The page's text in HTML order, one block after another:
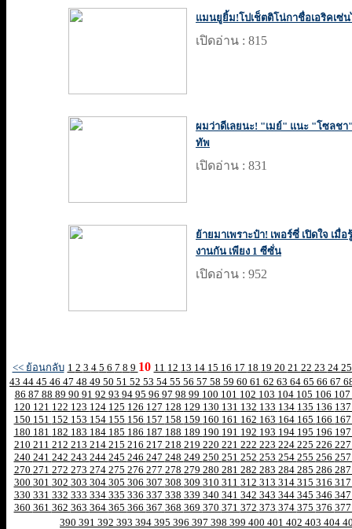
แมนยูยิ้ม!โปเช็ตติโน่กาชื่อเอริคเซ่
เปิดอ่าน : 815
ผมว่าดีเลยนะ! "เมย์" แนะ "โซลช
ทัพ
เปิดอ่าน : 831
ย้ายมาเพราะป๋า! เพอร์ซี่ เปิดใจ เมื่
งานกัน เพียง 1 ซีซั่น
เปิดอ่าน : 952
<< ย้อนกลับ 1 2 3 4 5 6 7 8 9 10 11 12 13 14 15 16 17 18 19 20 21 22 23 24
43 44 45 46 47 48 49 50 51 52 53 54 55 56 57 58 59 60 61 62 63 64 65 66 67
86 87 88 89 90 91 92 93 94 95 96 97 98 99 100 101 102 103 104 105 106 107
120 121 122 123 124 125 126 127 128 129 130 131 132 133 134 135 136
150 151 152 153 154 155 156 157 158 159 160 161 162 163 164 165 166
180 181 182 183 184 185 186 187 188 189 190 191 192 193 194 195 196
210 211 212 213 214 215 216 217 218 219 220 221 222 223 224 225 226
240 241 242 243 244 245 246 247 248 249 250 251 252 253 254 255 256
270 271 272 273 274 275 276 277 278 279 280 281 282 283 284 285 286
300 301 302 303 304 305 306 307 308 309 310 311 312 313 314 315 316
330 331 332 333 334 335 336 337 338 339 340 341 342 343 344 345 346
360 361 362 363 364 365 366 367 368 369 370 371 372 373 374 375 376
390 391 392 393 394 395 396 397 398 399 400 401 402 403 404